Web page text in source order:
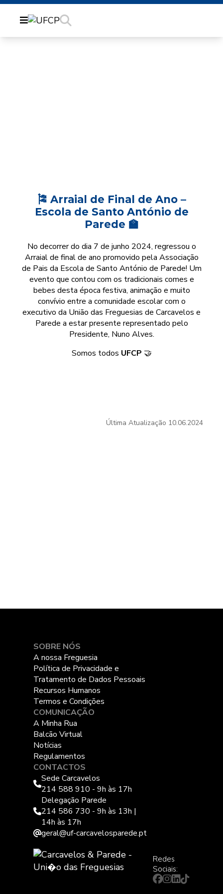
🎏 Arraial de Final de Ano –
Escola de Santo António de
Parede 🏫
No decorrer do dia 7 de junho 2024, regressou o
Arraial de final de ano promovido pela Associação
de Pais da Escola de Santo António de Parede! Um
evento que contou com os tradicionais comes e
bebes desta época festiva, animação e muito
convívio entre a comunidade escolar com o
executivo da União das Freguesias de Carcavelos e
Parede a estar presente representado pelo
Presidente, Nuno Alves.
Somos todos UFCP 🤝
Última Atualização 10.06.2024
SOBRE NÓS
A nossa Freguesia
Política de Privacidade e
Tratamento de Dados Pessoais
Recursos Humanos
Termos e Condições
COMUNICAÇÃO
A Minha Rua
Balcão Virtual
Notícias
Regulamentos
CONTACTOS
Sede Carcavelos
214 588 910 - 9h às 17h
Delegação Parede
214 586 730 - 9h às 13h |
14h às 17h
geral@uf-carcavelosparede.pt
Redes
Sociais: